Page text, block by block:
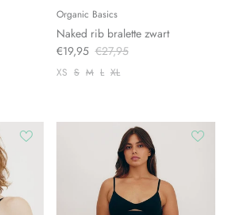
Organic Basics
Naked rib bralette zwart
€19,95 €27,95
XS S M L XL